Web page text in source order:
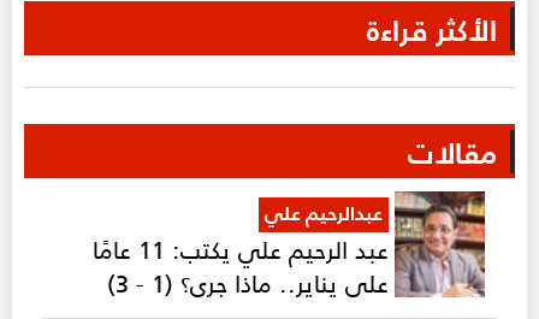
الأكثر قراءة
مقالات
عبدالرحيم علي
عبد الرحيم علي يكتب: 11 عامًا
على يناير.. ماذا جرى؟ (1 - 3)